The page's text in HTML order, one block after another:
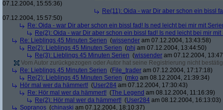
07.12.2004, 15:55:36)
Re(11): Oida - war Dir aber schon ein bissl
07.12.2004, 15:57:50)
Re: Oida - war Dir aber schon ein bissl fad! Is ned leicht bei mir mit
Re(2): Oida - war Dir aber schon ein bissl fad! Is ned leicht bei mir mit
Re: Lieblings 45 Minuten Serien (wissender am 07.12.2004, 13:43:58)
Re(2): Lieblings 45 Minuten Serien (phj am 07.12.2004, 13:44:50)
Re(3): Lieblings 45 Minuten Serien (wissender am 07.12.2004,
Vom Autor zurückgezogen oder Autor hat seine Registrierung nicht
Re: Lieblings 45 Minuten Serien (File_trader am 07.12.2004, 17:17:18)
Re(2): Lieblings 45 Minuten Serien (mko am 08.12.2004, 21:39:34)
Hör mal wer da hämmert! (User284 am 07.12.2004, 17:30:43)
Re: Hör mal wer da hämmert! (The Legend am 08.12.2004, 11:16:39)
Re(2): Hör mal wer da hämmert! (User284 am 08.12.2004, 16:13:03)
Sopranos (chinaski am 07.12.2004, 18:10:37)